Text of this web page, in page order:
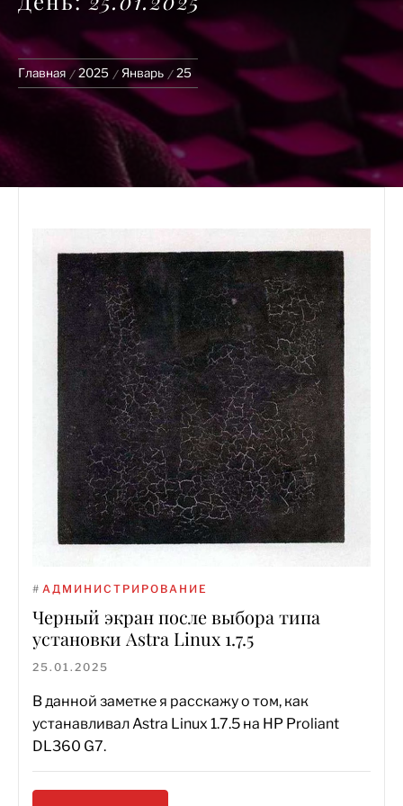
Главная 2025 Январь 25
# АДМИНИСТРИРОВАНИЕ
Черный экран после выбора типа
установки Astra Linux 1.7.5
25.01.2025
В данной заметке я расскажу о том, как
устанавливал Astra Linux 1.7.5 на HP Proliant
DL360 G7.